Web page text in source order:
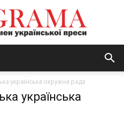
українська окружна рада
українська